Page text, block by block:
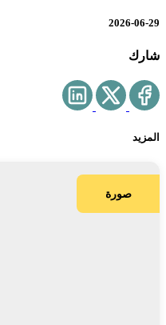
2026-06-29
شارك
المزيد
صورة